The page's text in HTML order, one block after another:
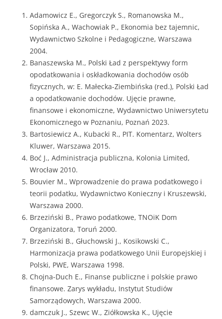
Adamowicz E., Gregorczyk S., Romanowska M.,
Sopińska A., Wachowiak P., Ekonomia bez tajemnic,
Wydawnictwo Szkolne i Pedagogiczne, Warszawa
2004.
Banaszewska M., Polski Ład z perspektywy form
opodatkowania i oskładkowania dochodów osób
fizycznych, w: E. Małecka-Ziembińska (red.), Polski Ład
a opodatkowanie dochodów. Ujęcie prawne,
finansowe i ekonomiczne, Wydawnictwo Uniwersytetu
Ekonomicznego w Poznaniu, Poznań 2023.
Bartosiewicz A., Kubacki R., PIT. Komentarz, Wolters
Kluwer, Warszawa 2015.
Boć J., Administracja publiczna, Kolonia Limited,
Wrocław 2010.
Bouvier M., Wprowadzenie do prawa podatkowego i
teorii podatku, Wydawnictwo Konieczny i Kruszewski,
Warszawa 2000.
Brzeziński B., Prawo podatkowe, TNOiK Dom
Organizatora, Toruń 2000.
Brzeziński B., Głuchowski J., Kosikowski C.,
Harmonizacja prawa podatkowego Unii Europejskiej i
Polski, PWE, Warszawa 1998.
Chojna-Duch E., Finanse publiczne i polskie prawo
finansowe. Zarys wykładu, Instytut Studiów
Samorządowych, Warszawa 2000.
damczuk J., Szewc W., Ziółkowska K., Ujęcie